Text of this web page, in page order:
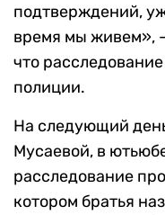
подтверждений,
время мы живем»,
что
полиции.
На следующий
Мусаевой, в
расследование
котором братья